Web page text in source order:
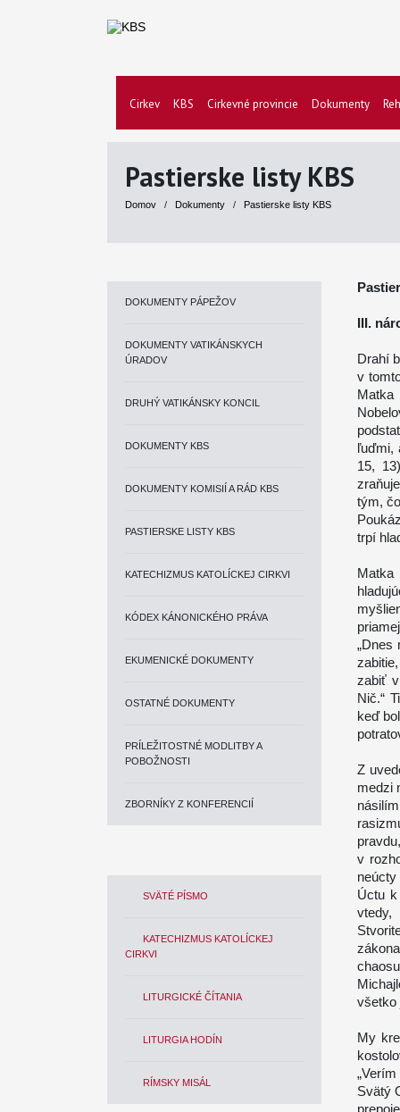
Cirkev KBS Cirkevné provincie Dokumenty
Pastierske listy KBS
Domov / Dokumenty / Pastierske listy KBS
DOKUMENTY PÁPEŽOV
DOKUMENTY VATIKÁNSKYCH
ÚRADOV
DRUHÝ VATIKÁNSKY KONCIL
DOKUMENTY KBS
DOKUMENTY KOMISIÍ A RÁD KBS
PASTIERSKE LISTY KBS
KATECHIZMUS KATOLÍCKEJ CIRKVI
KÓDEX KÁNONICKÉHO PRÁVA
EKUMENICKÉ DOKUMENTY
OSTATNÉ DOKUMENTY
PRÍLEŽITOSTNÉ MODLITBY A
POBOŽNOSTI
ZBORNÍKY Z KONFERENCIÍ
SVÄTÉ PÍSMO
KATECHIZMUS KATOLÍCKEJ
CIRKVI
LITURGICKÉ ČÍTANIA
LITURGIA HODÍN
RÍMSKY MISÁL
III.
Drahí
v
ľuďmi,
15,
tým,
trpí
„Dnes
zabiť
Nič.“
keď
Z
medzi
v
Úctu
vtedy,
všetko
My
Svätý